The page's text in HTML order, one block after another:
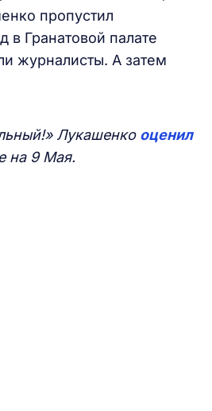
пропустил
в Гранатовой палате
журналисты. А затем
Лукашенко оценил
на 9 Мая.